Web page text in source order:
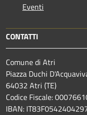
Eventi
CONTATTI
Comune di Atri
Piazza Duchi
64032 Atri (TE)
Codice Fiscale:
IBAN: